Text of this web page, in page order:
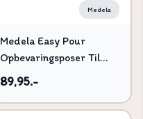
Medela
Medela Easy Pour
Opbevaringsposer Til
Brystmælk - 25 stk
89,95.-